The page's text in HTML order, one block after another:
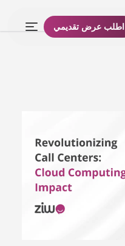
اطلب عرض تقديمي